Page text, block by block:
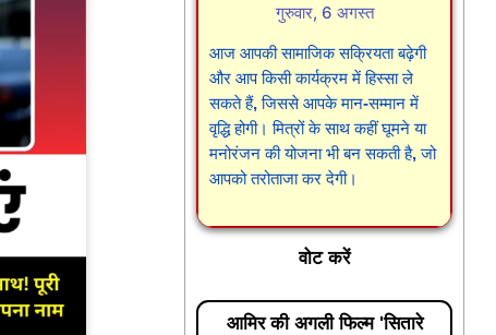
गुरुवार, 6 अगस्त
आज आपकी सामाजिक सक्रियता बढ़ेगी
और आप किसी कार्यक्रम में हिस्सा ले
सकते हैं, जिससे आपके मान-सम्मान में
वृद्धि होगी। मित्रों के साथ कहीं घूमने या
मनोरंजन की योजना भी बन सकती है, जो
आपको तरोताजा कर देगी।
वोट करें
आमिर की अगली फिल्म 'सितारे